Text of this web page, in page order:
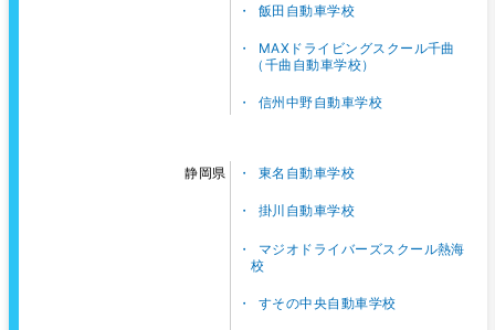
飯田自動車学校
MAXドライビングスクール千曲
（千曲自動車学校）
信州中野自動車学校
静岡県 東名自動車学校
掛川自動車学校
マジオドライバーズスクール熱海
校
すその中央自動車学校